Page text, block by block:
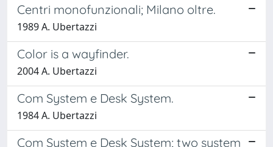
Centri monofunzionali; Milano oltre.
1989 A. Ubertazzi
Color is a wayfinder.
2004 A. Ubertazzi
Com System e Desk System.
1984 A. Ubertazzi
Com System e Desk System; two system